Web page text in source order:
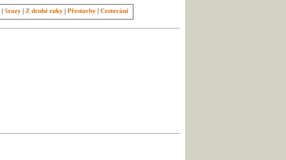
| Srazy | Z druhé ruky | Přestavby | Cestování